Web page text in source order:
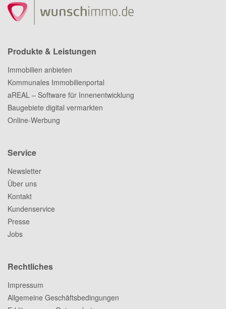
Produkte & Leistungen
Immobilien anbieten
Kommunales Immobilienportal
aREAL – Software für Innenentwicklung
Baugebiete digital vermarkten
Online-Werbung
Service
Newsletter
Über uns
Kontakt
Kundenservice
Presse
Jobs
Rechtliches
Impressum
Allgemeine Geschäftsbedingungen